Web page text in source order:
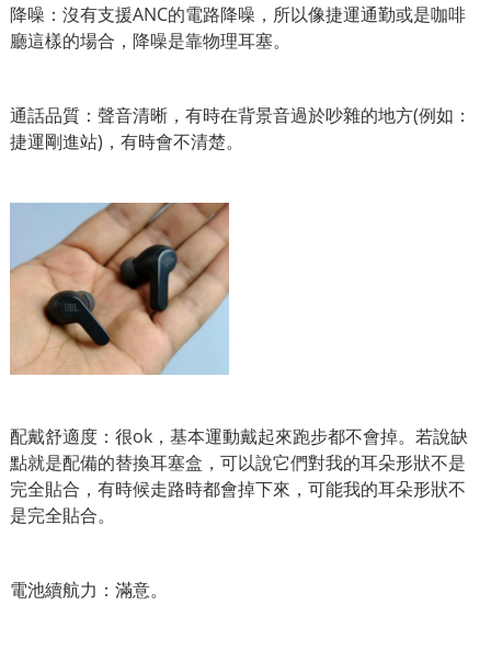
降噪：沒有支援ANC的電路降噪，所以像捷運通勤或是咖啡
廳這樣的場合，降噪是靠物理耳塞。
通話品質：聲音清晰，有時在背景音過於吵雜的地方(例如：
捷運剛進站)，有時會不清楚。
配戴舒適度：很ok，基本運動戴起來跑步都不會掉。若說缺
點就是配備的替換耳塞盒，可以說它們對我的耳朵形狀不是
完全貼合，有時候走路時都會掉下來，可能我的耳朵形狀不
是完全貼合。
電池續航力：滿意。